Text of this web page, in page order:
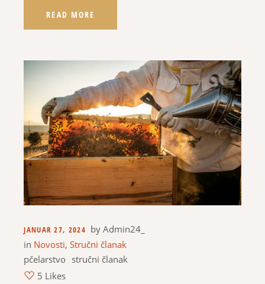
READ MORE
JANUAR 27, 2024 by Admin24_
in Novosti,Stručni članak
pčelarstvo stručni članak
5 Likes